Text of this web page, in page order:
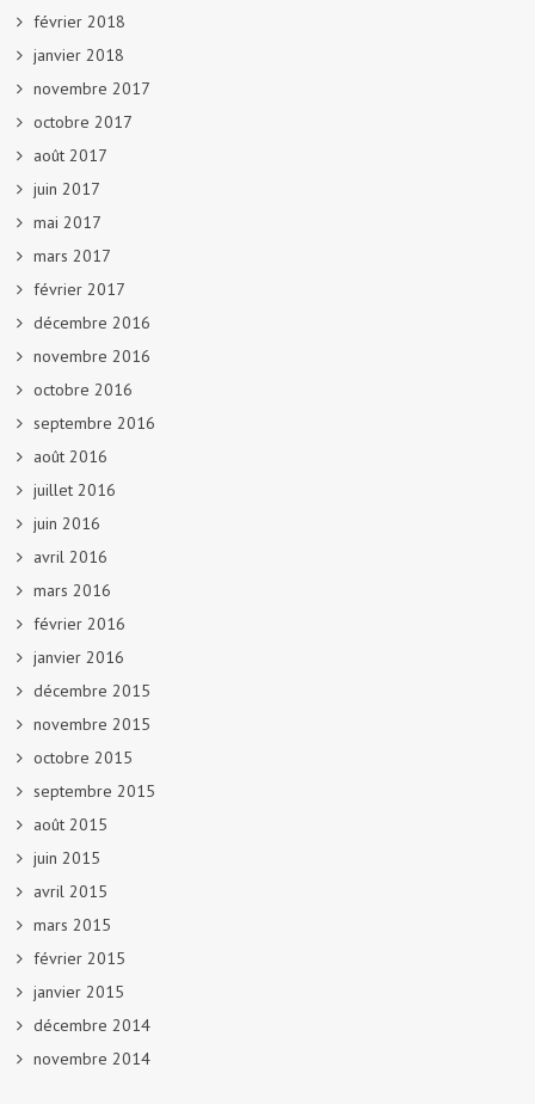
février 2018
janvier 2018
novembre 2017
octobre 2017
août 2017
juin 2017
mai 2017
mars 2017
février 2017
décembre 2016
novembre 2016
octobre 2016
septembre 2016
août 2016
juillet 2016
juin 2016
avril 2016
mars 2016
février 2016
janvier 2016
décembre 2015
novembre 2015
octobre 2015
septembre 2015
août 2015
juin 2015
avril 2015
mars 2015
février 2015
janvier 2015
décembre 2014
novembre 2014